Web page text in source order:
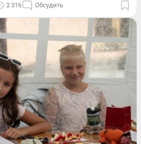
2 316 Обсудить